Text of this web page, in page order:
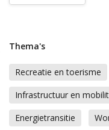
Gebieden
Scherpenzeel Noord
Zoeken
Thema's
Recreatie en toerisme
Infrastructuur en
Energietransitie